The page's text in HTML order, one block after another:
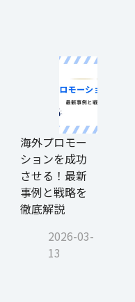
海外プロモー
ションを成功
させる！最新
事例と戦略を
徹底解説
2026-03-
13